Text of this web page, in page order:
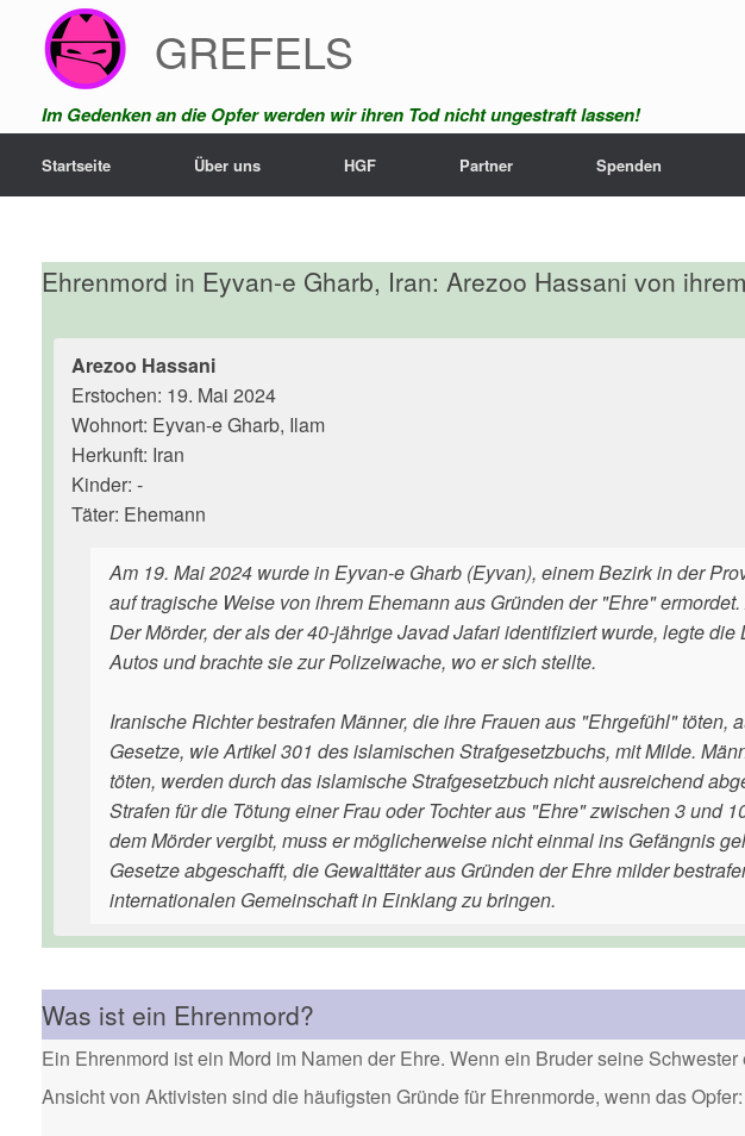
springen
GREFELS
Im Gedenken an die Opfer werden wir ihren Tod nicht ungestraft lassen!
Startseite Über uns HGF Partner Spenden
Ehrenmord in Eyvan-e Gharb, Iran: Arezoo Hassani von
Arezoo Hassani
Erstochen: 19. Mai 2024
Wohnort: Eyvan-e Gharb, Ilam
Herkunft: Iran
Kinder: -
Täter: Ehemann
Am 19. Mai 2024 wurde in Eyvan-e Gharb (Eyvan), einem Bezirk in der
auf tragische Weise von ihrem Ehemann aus Gründen der "Ehre"
Der Mörder, der als der 40-jährige Javad Jafari identifiziert wurde, legte
Autos und brachte sie zur Polizeiwache, wo er sich stellte.
Iranische Richter bestrafen Männer, die ihre Frauen aus "Ehrgefühl" töten,
Gesetze, wie Artikel 301 des islamischen Strafgesetzbuchs, mit Milde.
töten, werden durch das islamische Strafgesetzbuch nicht ausreichend
Strafen für die Tötung einer Frau oder Tochter aus "Ehre" zwischen 3 und
dem Mörder vergibt, muss er möglicherweise nicht einmal ins Gefängnis
Gesetze abgeschafft, die Gewalttäter aus Gründen der Ehre milder
internationalen Gemeinschaft in Einklang zu bringen.
Was ist ein Ehrenmord?
Ein Ehrenmord ist ein Mord im Namen der Ehre. Wenn ein Bruder seine
Ansicht von Aktivisten sind die häufigsten Gründe für Ehrenmorde, wenn das Opfer: